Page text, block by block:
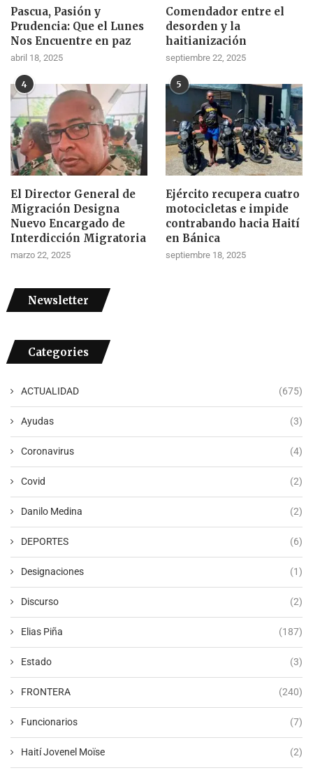
Pascua, Pasión y
Prudencia: Que el Lunes
Nos Encuentre en paz
abril 18, 2025
Comendador entre el
desorden y la
haitianización
septiembre 22, 2025
4
El Director General de
Migración Designa
Nuevo Encargado de
Interdicción Migratoria
marzo 22, 2025
5
Ejército recupera cuatro
motocicletas e impide
contrabando hacia Haití
en Bánica
septiembre 18, 2025
Newsletter
Categories
ACTUALIDAD (675)
Ayudas (3)
Coronavirus (4)
Covid (2)
Danilo Medina (2)
DEPORTES (6)
Designaciones (1)
Discurso (2)
Elias Piña (187)
Estado (3)
FRONTERA (240)
Funcionarios (7)
Haití Jovenel Moïse (2)